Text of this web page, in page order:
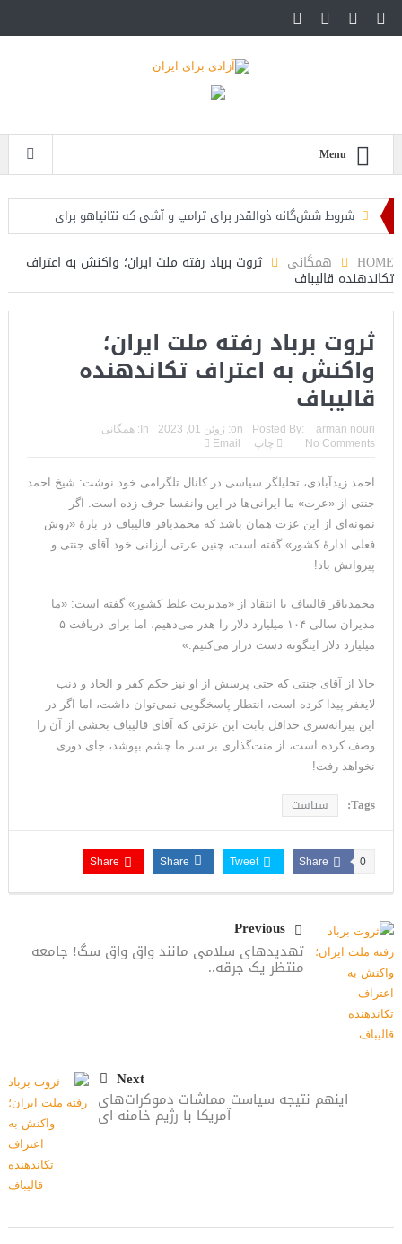
Menu
شروط شش‌گانه ذوالقدر برای ترامپ و آشی که نتانیاهو برای
ذوالقدرها پخته!
ایران؛ فرمانده ارتش آمریکا به مقامات کاخ سفید: حملات هوایی
کافی نیست
روزنامه: محاصره دریایی صادرات نفت ایران را فلج کرد/آمریکا: خفه
خواهند شد
تحلیلگر سعودی: این توافق‌نامه پیامی بازدارنده در برابر حکومت
ایران است
مقام آمریکایی: تصورِ بازنده بودن برای ترامپ غیرقابل‌تحمل
است+فیلم: تحلیل
مقامات آمریکایی: برخی گزارش‌ها موجب گستاخ‌تر شدن حکومت
خبرگزاری سپاه پاسداران: رهگیری اهداف متخاصم در نزدیکی جزیره
قشم
تحلیلگر حکومتی: تفاهم هرمز پایان بحران نیست؛ خطر جنگ همچنان
پابرجاست
ایران؛ واکنش ترامپ و معاونش به اقدام تفرقه‌افکنان/سفر ژنرال
منیر به عربستان
ایران را می‌گیرد
HOME همگانی ثروت برباد رفته ملت ایران؛ واکنش به اعتراف
تکاندهنده قالیباف
ثروت برباد رفته ملت ایران؛
واکنش به اعتراف تکاندهنده
قالیباف
Posted By: arman nouri
on: ژوئن 01, 2023 In:
همگانی
No Comments
چاپ Email
احمد زیدآبادی، تحلیلگر سیاسی در کانال تلگرامی خود نوشت: شیخ احمد
جنتی از «عزت» ما ایرانی‌ها در این وانفسا حرف زده است. اگر
نمونه‌ای از این عزت همان باشد که محمدباقر قالیباف در بارهٔ «روش
فعلی ادارهٔ کشور» گفته است، چنین عزتی ارزانی خود آقای جنتی و
پیروانش باد!
محمدباقر قالیباف با انتقاد از «مدیریت غلط کشور» گفته است: «ما
مدیران سالی ۱۰۴ میلیارد دلار را هدر می‌دهیم، اما برای دریافت ۵
میلیارد دلار اینگونه دست دراز می‌کنیم.»
حالا از آقای جنتی که حتی پرسش از او نیز حکم کفر و الحاد و ذنب
لایغفر پیدا کرده است، انتطار پاسخگویی نمی‌توان داشت، اما اگر در
این پیرانه‌سری حداقل بابت این عزتی که آقای قالیباف بخشی از آن را
وصف کرده است، از منت‌گذاری بر سر ما چشم بپوشد، جای دوری
نخواهد رفت!
Tags: سیاست
Share 0
Tweet
Share
Share
Previous
تهدیدهای سلامی مانند واق واق سگ! جامعه
منتظر یک جرقه..
Next
اینهم نتیجه سیاست مماشات دموکرات‌های
آمریکا با رژیم خامنه ای